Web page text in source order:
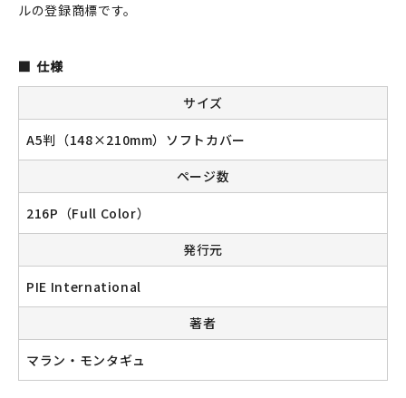
おしらせ
新規会員登録
ログイン
マイアカウント
お買い物ガイド
よくある質問
お問い合わせ
ルの登録商標です。
仕様
サイズ
A5判（148×210mm）ソフトカバー
ページ数
216P（Full Color）
発行元
PIE International
著者
マラン・モンタギュ